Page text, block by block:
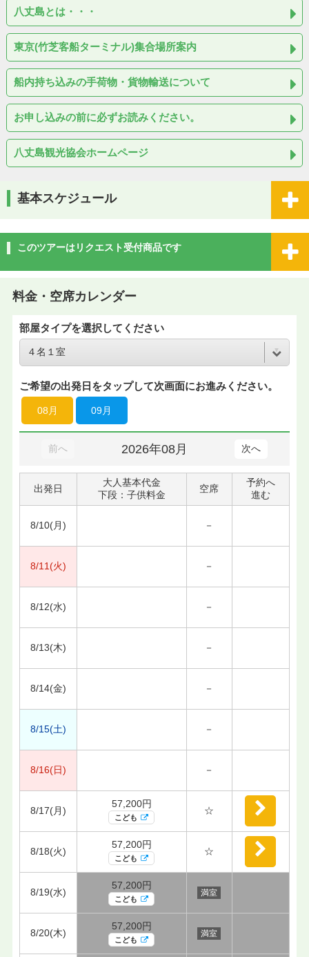
八丈島とは・・・
東京(竹芝客船ターミナル)集合場所案内
船内持ち込みの手荷物・貨物輸送について
お申し込みの前に必ずお読みください。
八丈島観光協会ホームページ
基本スケジュール
このツアーはリクエスト受付商品です
料金・空席カレンダー
部屋タイプを選択してください
ご希望の出発日をタップして次画面にお進みください。
08月 09月
前へ 2026年08月 次へ
出発日
大人基本代金
下段：子供料金
空席
予約へ
進む
8/10(月) －
8/11(火) －
8/12(水) －
8/13(木) －
8/14(金) －
8/15(土) －
8/16(日) －
8/17(月)
57,200円
こども
☆
8/18(火)
57,200円
こども
☆
8/19(水)
57,200円
こども
満室
8/20(木)
57,200円
こども
満室